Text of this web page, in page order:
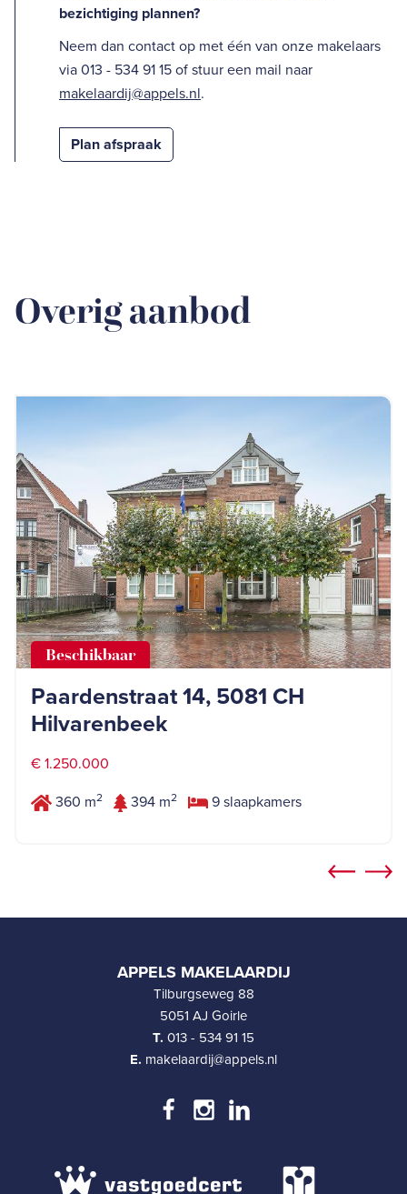
bezichtiging plannen?
Neem dan contact op met één van onze makelaars
via 013 - 534 91 15 of stuur een mail naar
makelaardij@appels.nl.
Plan afspraak
Overig aanbod
Beschikbaar
Paardenstraat 14, 5081 CH
Hilvarenbeek
€ 1.250.000
360 m2 394 m2 9 slaapkamers
APPELS MAKELAARDIJ
Tilburgseweg 88
5051 AJ Goirle
T. 013 - 534 91 15
E. makelaardij@appels.nl